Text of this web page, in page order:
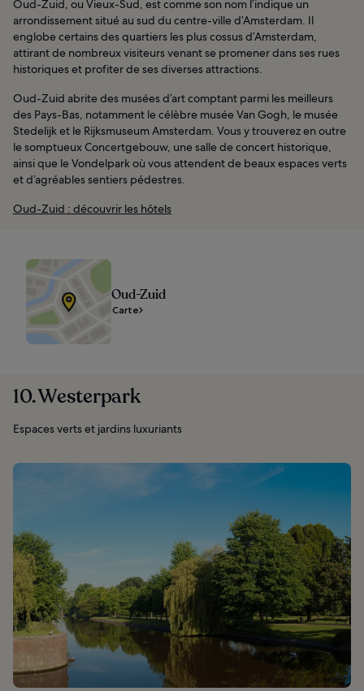
Oud-Zuid, ou Vieux-Sud, est comme son nom l’indique un
arrondissement situé au sud du centre-ville d’Amsterdam. Il
englobe certains des quartiers les plus cossus d’Amsterdam,
attirant de nombreux visiteurs venant se promener dans ses rues
historiques et profiter de ses diverses attractions.
Oud-Zuid abrite des musées d’art comptant parmi les meilleurs
des Pays-Bas, notamment le célèbre musée Van Gogh, le musée
Stedelijk et le Rijksmuseum Amsterdam. Vous y trouverez en outre
le somptueux Concertgebouw, une salle de concert historique,
ainsi que le Vondelpark où vous attendent de beaux espaces verts
et d’agréables sentiers pédestres.
Oud-Zuid : découvrir les hôtels
Oud-Zuid
Carte
10. Westerpark
Espaces verts et jardins luxuriants